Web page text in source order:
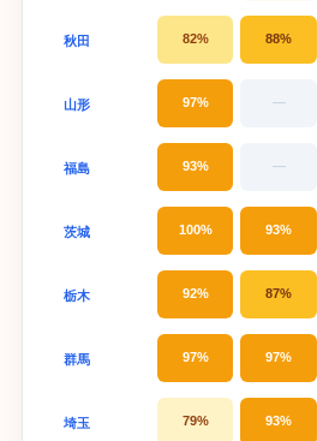
秋田 82% 88%
山形 97% —
福島 93% —
茨城 100% 93%
栃木 92% 87%
群馬 97% 97%
埼玉 79% 93%